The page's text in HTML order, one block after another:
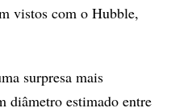
vistos com o Hubble,
surpresa mais
diâmetro estimado entre